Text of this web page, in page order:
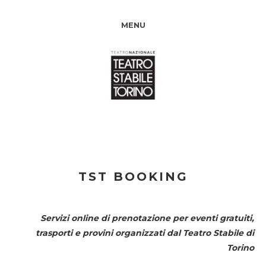
MENU
TST BOOKING
Servizi online di prenotazione per eventi gratuiti,
trasporti e provini organizzati dal Teatro Stabile di
Torino